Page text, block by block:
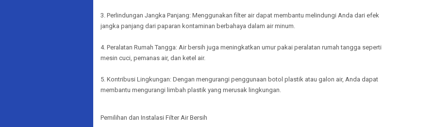
3. Perlindungan Jangka Panjang: Menggunakan filter air dapat membantu melindungi Anda dari efek
jangka panjang dari paparan kontaminan berbahaya dalam air minum.
4. Peralatan Rumah Tangga: Air bersih juga meningkatkan umur pakai peralatan rumah tangga seperti
mesin cuci, pemanas air, dan ketel air.
5. Kontribusi Lingkungan: Dengan mengurangi penggunaan botol plastik atau galon air, Anda dapat
membantu mengurangi limbah plastik yang merusak lingkungan.
Pemilihan dan Instalasi Filter Air Bersih